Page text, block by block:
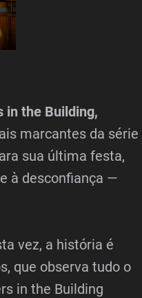
in the Building,
marcantes da série
sua última festa,
à desconfiança —
vez, a história é
que observa tudo o
in the Building